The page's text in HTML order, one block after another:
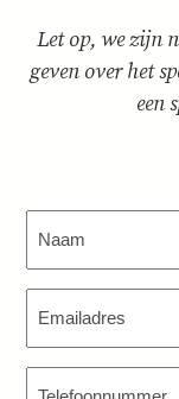
Let op, we zijn
geven over het
een
mailadres